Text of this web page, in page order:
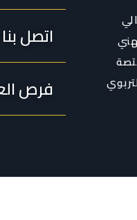
اتصل بنا
فرص